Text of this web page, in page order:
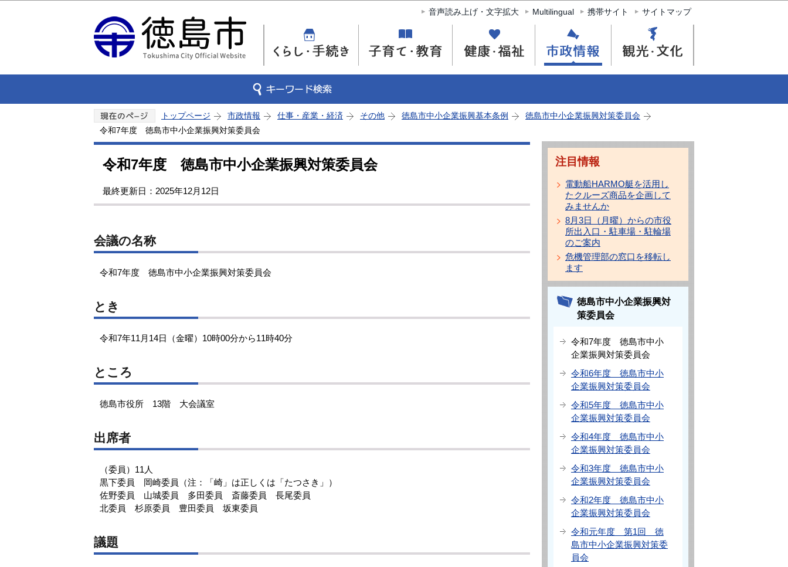
このページの本文へ移動
音声読み上げ・文字拡大 Multilingual 携帯サイト サイトマップ
トップページ 市政情報 仕事・産業・経済 その他 徳島市中小企業振興基本条例
徳島市中小企業振興対策委員会
令和7年度 徳島市中小企業振興対策委員会
令和7年度 徳島市中小企業振興対策委員会
最終更新日：2025年12月12日
会議の名称
令和7年度 徳島市中小企業振興対策委員会
とき
令和7年11月14日（金曜）10時00分から11時40分
ところ
徳島市役所 13階 大会議室
出席者
（委員）11人
黒下委員 岡崎委員（注：「崎」は正しくは「たつさき」）
佐野委員 山城委員 多田委員 斎藤委員 長尾委員
北委員 杉原委員 豊田委員 坂東委員
議題
注目情報
電動船HARMO艇を活用し
たクルーズ商品を企画して
みませんか
8月3日（月曜）からの市役
所出入口・駐車場・駐輪場
のご案内
危機管理部の窓口を移転し
ます
徳島市中小企業振興対
策委員会
令和7年度 徳島市中小
企業振興対策委員会
令和6年度 徳島市中小
企業振興対策委員会
令和5年度 徳島市中小
企業振興対策委員会
令和4年度 徳島市中小
企業振興対策委員会
令和3年度 徳島市中小
企業振興対策委員会
令和2年度 徳島市中小
企業振興対策委員会
令和元年度 第1回 徳
島市中小企業振興対策委
員会